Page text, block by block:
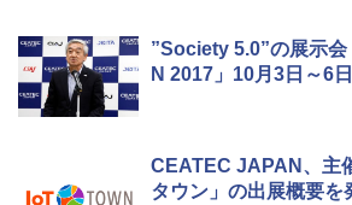
”Society 5.0”の展示
N 2017」10月3日～6
CEATEC JAPAN、主
タウン」の出展概要